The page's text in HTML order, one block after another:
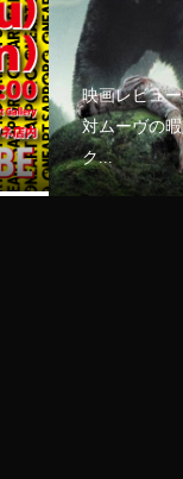
映画レビュ
対ムーヴの
ク...